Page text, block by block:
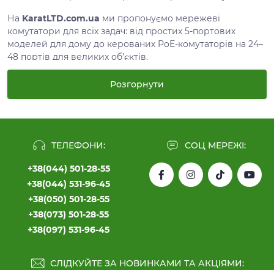
На KaratLTD.com.ua ми пропонуємо мережеві
комутатори для всіх задач: від простих 5-портових
моделей для дому до керованих PoE-комутаторів на 24–
48 портів для великих об’єктів.
Типи комутаторів: який
підходить саме вам?
домашніх мереж;
невеликих офісів;
підключення до 2–8 камер;
малого бізнесу.
доступна ціна;
Розгорнути
ТЕЛЕФОНИ:
+38(044) 501-28-55
+38(044) 531-96-45
+38(050) 501-28-55
+38(073) 501-28-55
+38(097) 531-96-45
СОЦ МЕРЕЖІ:
СЛІДКУЙТЕ ЗА НОВИНКАМИ ТА АКЦІЯМИ: